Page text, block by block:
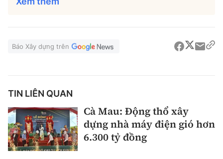
Báo Xây dựng trên
TIN LIÊN QUAN
Cà Mau: Động thổ xây
dựng nhà máy điện gió hơn
6.300 tỷ đồng